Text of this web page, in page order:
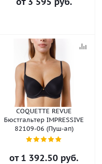
COQUETTE REVUE
Бюстгальтер IMPRESSIVE
82109-06 (Пуш-ап)
от 1 392.50 руб.